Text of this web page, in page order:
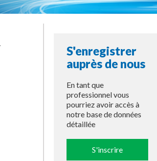
S'enregistrer
auprès de nous
En tant que
professionnel vous
pourriez avoir accès à
notre base de données
détaillée
S'inscrire